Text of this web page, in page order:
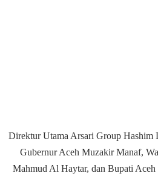
Direktur Utama Arsari Group Hashim
Gubernur Aceh Muzakir Manaf,
Mahmud Al Haytar, dan Bupati Aceh